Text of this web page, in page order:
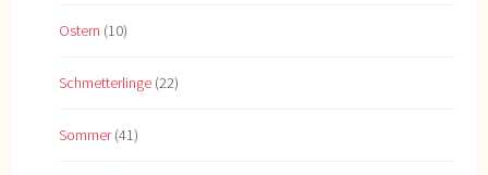
Ostern (10)
Schmetterlinge (22)
Sommer(41)